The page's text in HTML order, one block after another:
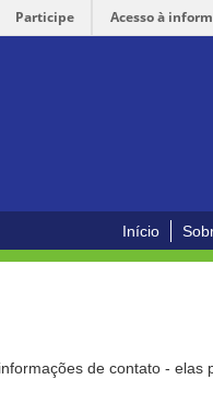
Participe Acesso à
Início
de contato -